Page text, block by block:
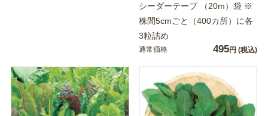
シーダーテープ （20m）袋 ※
株間5cmごと（400カ所）に各
3粒詰め
通常価格 495円 (税込)